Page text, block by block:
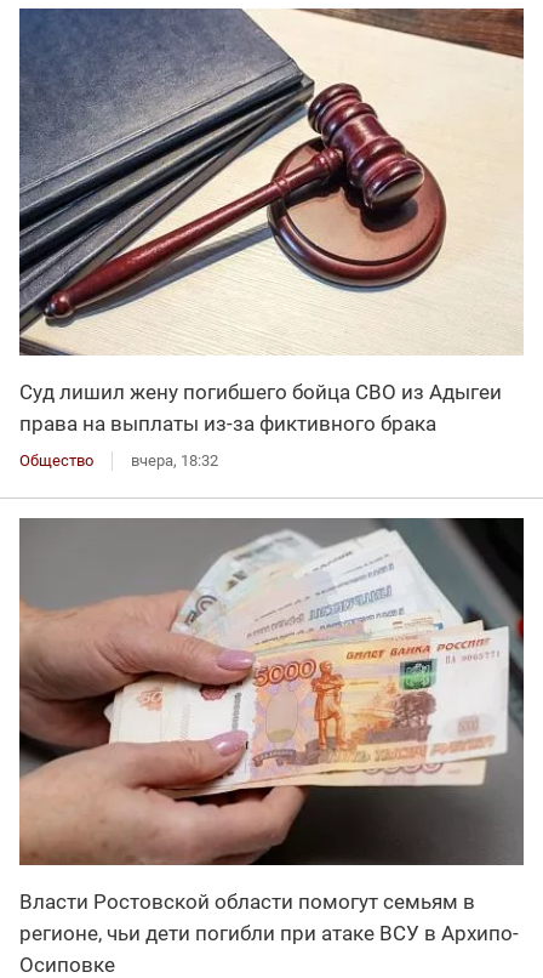
Суд лишил жену погибшего бойца СВО из Адыгеи
права на выплаты из-за фиктивного брака
Общество вчера, 18:32
Власти Ростовской области помогут семьям в
регионе, чьи дети погибли при атаке ВСУ в Архипо-
Осиповке